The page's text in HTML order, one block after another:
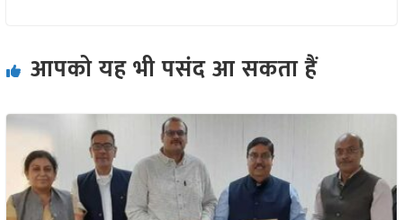
आपको यह भी पसंद आ सकता हैं